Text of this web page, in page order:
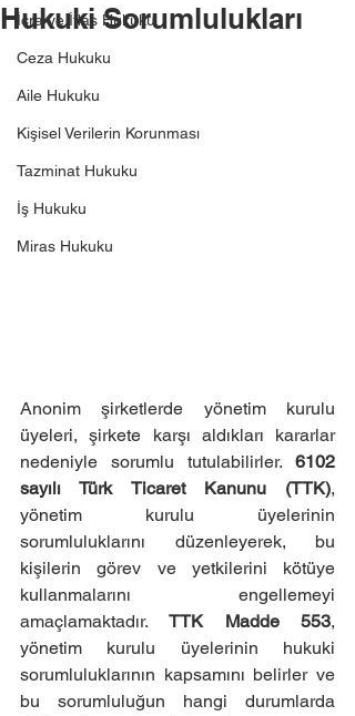
İcra ve İflas Hukuku
Ceza Hukuku
Aile Hukuku
Kişisel Verilerin Korunması
Tazminat Hukuku
İş Hukuku
Miras Hukuku
Hukuki Sorumlulukları
Anonim şirketlerde yönetim kurulu
üyeleri, şirkete karşı aldıkları kararlar
nedeniyle sorumlu tutulabilirler. 6102
sayılı Türk Ticaret Kanunu (TTK),
yönetim kurulu üyelerinin
sorumluluklarını düzenleyerek, bu
kişilerin görev ve yetkilerini kötüye
kullanmalarını engellemeyi
amaçlamaktadır. TTK Madde 553,
yönetim kurulu üyelerinin hukuki
sorumluluklarının kapsamını belirler ve
bu sorumluluğun hangi durumlarda